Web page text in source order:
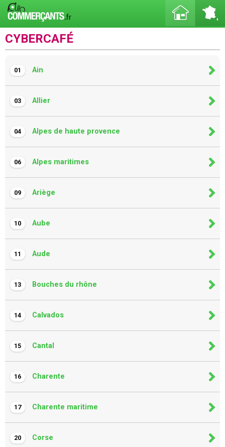
CYBERCAFÉ
01 Ain
03 Allier
04 Alpes de haute provence
06 Alpes maritimes
09 Ariège
10 Aube
11 Aude
13 Bouches du rhône
14 Calvados
15 Cantal
16 Charente
17 Charente maritime
20 Corse